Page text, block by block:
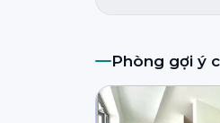
Phòng gợi ý